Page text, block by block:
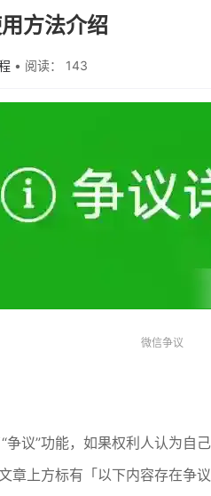
方法介绍
• 阅读： 143
微信争议
争议”功能，如果权利人认为自
章上方标有「以下内容存在争